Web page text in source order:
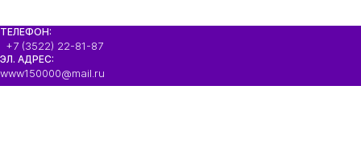
ТЕЛЕФОН:
+7 (3522) 22-81-87
ЭЛ. АДРЕС:
www150000@mail.ru